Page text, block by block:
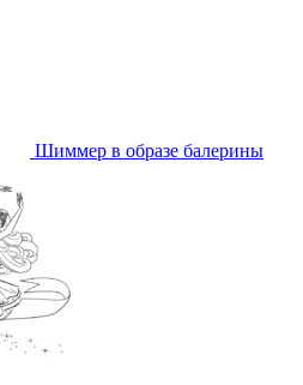
Шиммер в образе балерины